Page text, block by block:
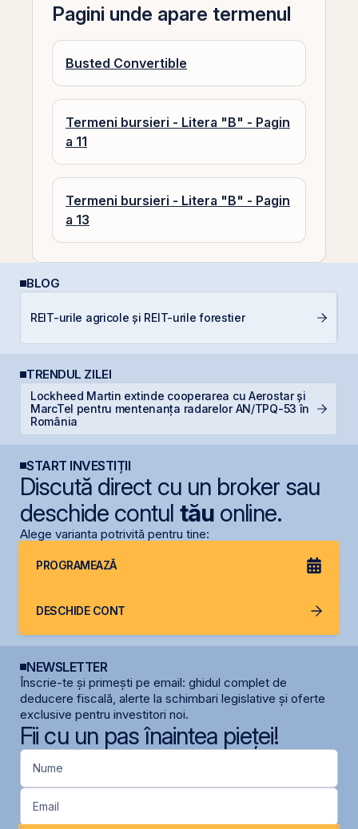
Pagini unde apare termenul
Busted Convertible
Termeni bursieri - Litera "B" - Pagin
a 11
Termeni bursieri - Litera "B" - Pagin
a 13
BLOG
REIT-urile agricole și REIT-urile forestier
TRENDUL ZILEI
Lockheed Martin extinde cooperarea cu Aerostar și
MarcTel pentru mentenanța radarelor AN/TPQ-53 în
România
START INVESTIȚII
Discută direct cu un broker sau
deschide contul tăuonline.
Alege varianta potrivită pentru tine:
PROGRAMEAZĂ
DESCHIDE CONT
NEWSLETTER
Înscrie-te și primești pe email: ghidul complet de
deducere fiscală, alerte la schimbari legislative și oferte
exclusive pentru investitori noi.
Fii cu un pas înaintea pieței!
Nume
Email